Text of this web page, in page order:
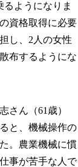
るようになりま
資格取得に必要
し、2人の女性
布するようにな
さん（61歳）
と、機械操作の
。農業機械に慣
事が苦手な人で